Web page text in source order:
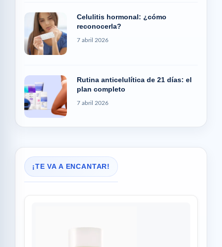
Celulitis hormonal: ¿cómo
reconocerla?
7 abril 2026
Rutina anticelulítica de 21 días: el
plan completo
7 abril 2026
¡TE VA A ENCANTAR!